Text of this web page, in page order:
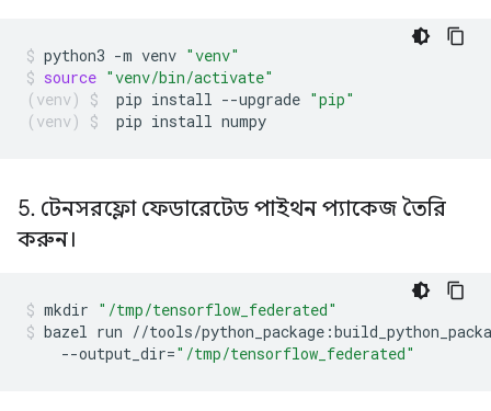
python3 -m venv "venv"
source "venv/bin/activate"
pip install --upgrade "pip"
pip install numpy
5. টেনসরফ্লো ফেডারেটেড পাইথন প্যাকেজ তৈরি
করুন।
mkdir "/tmp/tensorflow_federated"
bazel run //tools/
--output_dir="/tmp/tensorflow_federated"